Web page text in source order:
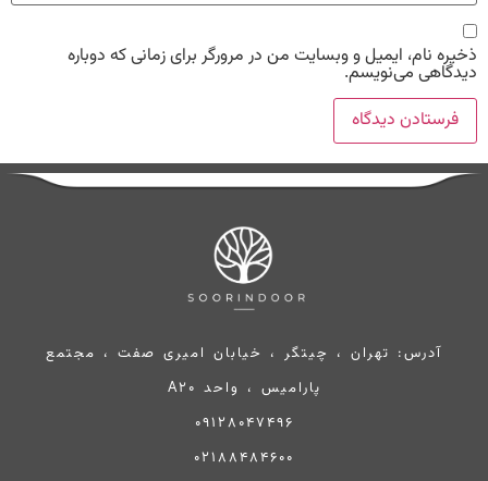
ذخیره نام، ایمیل و وبسایت من در مرورگر برای زمانی که دوباره
دیدگاهی می‌نویسم.
آدرس: تهران ، چیتگر ، خیابان امیری صفت ، مجتمع
پارامیس ، واحد A20
09128047496
02188484600